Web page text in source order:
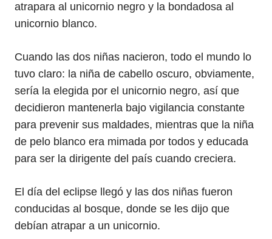
atrapara al unicornio negro y la bondadosa al
unicornio blanco.
Cuando las dos niñas nacieron, todo el mundo lo
tuvo claro: la niña de cabello oscuro, obviamente,
sería la elegida por el unicornio negro, así que
decidieron mantenerla bajo vigilancia constante
para prevenir sus maldades, mientras que la niña
de pelo blanco era mimada por todos y educada
para ser la dirigente del país cuando creciera.
El día del eclipse llegó y las dos niñas fueron
conducidas al bosque, donde se les dijo que
debían atrapar a un unicornio.